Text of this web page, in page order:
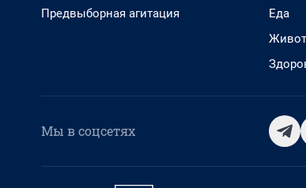
Предвыборная агитация
Еда
Мы в соцсетях